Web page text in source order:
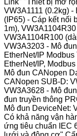
VW3A1111 (0.2kg)
(IP65) - Cáp kết nối
1m),
VW3A1104R100
VW3A3203 - Mô
EtherNet/IP
EtherNet/IP,
Mô đun CANopen
CANopen SUB-D:
VW3A3628 - Mô
đun truyền thông
Mô đun DeviceNet:
Có khả năng vận
ứng tiêu chuẩn IEC